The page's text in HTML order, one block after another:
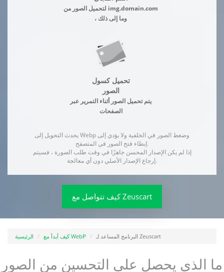
لتحميل الصور من img.domain.com
، وما إلى ذلك
تحميل كسول
الصور
يتم تحميل الصور أثناء التمرير عبر
الصفحات
يحدث التحويل إلى Webp وضغط الصور في الخلفية ولا يؤدي إلى
إبطاء فتح الصور في المتصفح.
إذا لم يكن الإصدار المحسن جاهزًا في وقت طلب الصورة ، فسيتم
إرجاع الإصدار الأصلي دون أي معالجة.
كيف تتواصل مع Zeuscart
الرئيسية كيف أبدأ مع WebP البرنامج المساعد لـ Zeuscart
ما الذي يحصل على التحسين من الصور